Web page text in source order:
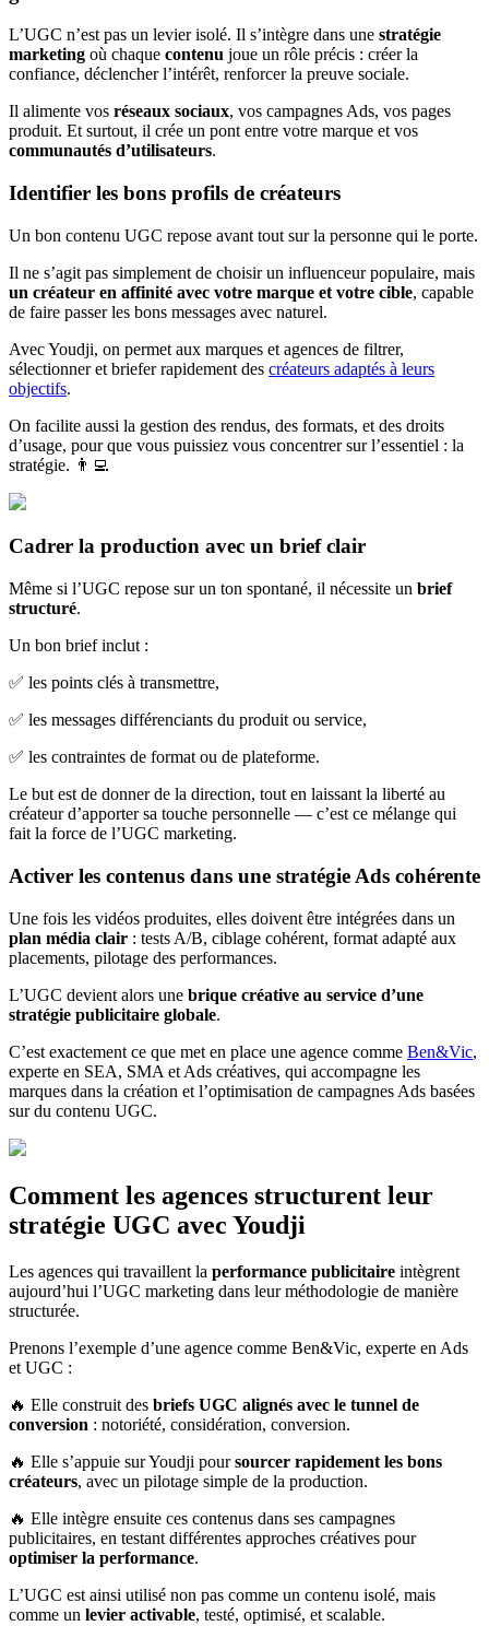
L’UGC n’est pas un levier isolé. Il s’intègre dans une stratégie
marketing où chaque contenu joue un rôle précis : créer la
confiance, déclencher l’intérêt, renforcer la preuve sociale.
Il alimente vos réseaux sociaux, vos campagnes Ads, vos pages
produit. Et surtout, il crée un pont entre votre marque et vos
communautés d’utilisateurs.
Identifier les bons profils de créateurs
Un bon contenu UGC repose avant tout sur la personne qui le porte.
Il ne s’agit pas simplement de choisir un influenceur populaire, mais
un créateur en affinité avec votre marque et votre cible, capable
de faire passer les bons messages avec naturel.
Avec Youdji, on permet aux marques et agences de filtrer,
sélectionner et briefer rapidement des créateurs adaptés à leurs
objectifs.
On facilite aussi la gestion des rendus, des formats, et des droits
d’usage, pour que vous puissiez vous concentrer sur l’essentiel : la
stratégie. 👨‍💻
Cadrer la production avec un brief clair
Même si l’UGC repose sur un ton spontané, il nécessite un brief
structuré.
Un bon brief inclut :
✅ les points clés à transmettre,
✅ les messages différenciants du produit ou service,
✅ les contraintes de format ou de plateforme.
Le but est de donner de la direction, tout en laissant la liberté au
créateur d’apporter sa touche personnelle — c’est ce mélange qui
fait la force de l’UGC marketing.
Activer les contenus dans une stratégie Ads cohérente
Une fois les vidéos produites, elles doivent être intégrées dans un
plan média clair : tests A/B, ciblage cohérent, format adapté aux
placements, pilotage des performances.
L’UGC devient alors une brique créative au service d’une
stratégie publicitaire globale.
C’est exactement ce que met en place une agence comme Ben&Vic,
experte en SEA, SMA et Ads créatives, qui accompagne les
marques dans la création et l’optimisation de campagnes Ads basées
sur du contenu UGC.
Comment les agences structurent leur
stratégie UGC avec Youdji
Les agences qui travaillent la performance publicitaire intègrent
aujourd’hui l’UGC marketing dans leur méthodologie de manière
structurée.
Prenons l’exemple d’une agence comme Ben&Vic, experte en Ads
et UGC :
🔥 Elle construit des briefs UGC alignés avec le tunnel de
conversion : notoriété, considération, conversion.
🔥 Elle s’appuie sur Youdji poursourcer rapidement les bons
créateurs, avec un pilotage simple de la production.
🔥 Elle intègre ensuite ces contenus dans ses campagnes
publicitaires, en testant différentes approches créatives pour
optimiser la performance.
L’UGC est ainsi utilisé non pas comme un contenu isolé, mais
comme un levier activable, testé, optimisé, et scalable.